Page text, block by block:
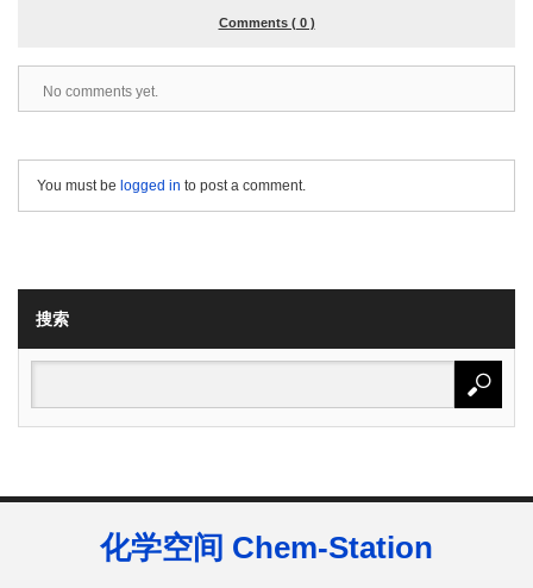
Comments ( 0 )
No comments yet.
You must be logged in to post a comment.
搜索
化学空间 Chem-Station